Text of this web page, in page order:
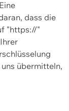
dass die
"https://"
übermitteln,